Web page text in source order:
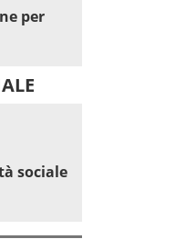
per
sociale